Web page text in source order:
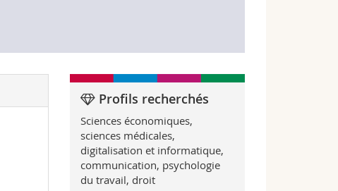
Profils recherchés
Sciences économiques,
sciences médicales,
digitalisation et informatique,
communication, psychologie
du travail, droit